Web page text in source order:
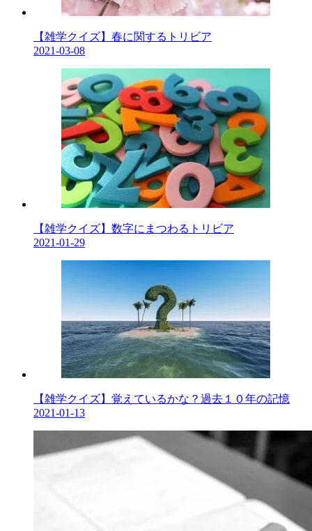
【雑学クイズ】春に関するトリビア
2021-03-08
【雑学クイズ】数字にまつわるトリビア
2021-01-29
【雑学クイズ】覚えているかな？過去１０年の記憶
2021-01-13